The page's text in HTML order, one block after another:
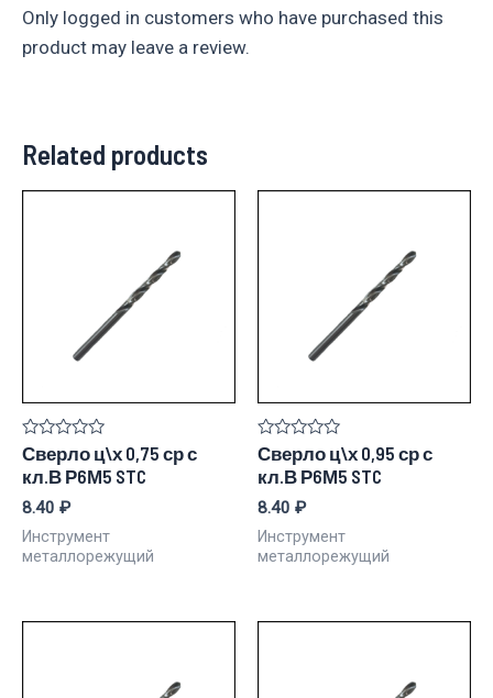
Only logged in customers who have purchased this
product may leave a review.
Related products
Rated
0
out
5
Сверло ц\х 0,75 ср с
кл.В Р6М5 STC
8.40 ₽
Инструмент
металлорежущий
Rated
0
out
5
Сверло ц\х 0,95 ср с
кл.В Р6М5 STC
8.40 ₽
Инструмент
металлорежущий